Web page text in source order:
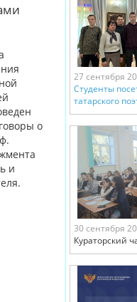
о
и
27 сентября
Студенты
татарского
30 сентября
Кураторский